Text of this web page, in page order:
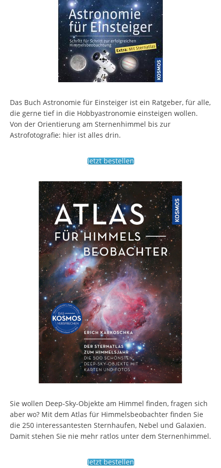
Das Buch Astronomie für Einsteiger ist ein Ratgeber, für alle,
die gerne tief in die Hobbyastronomie einsteigen wollen.
Von der Orientierung am Sternenhimmel bis zur
Astrofotografie: hier ist alles drin.
Jetzt bestellen
Sie wollen Deep-Sky-Objekte am Himmel finden, fragen sich
aber wo? Mit dem Atlas für Himmelsbeobachter finden Sie
die 250 interessantesten Sternhaufen, Nebel und Galaxien.
Damit stehen Sie nie mehr ratlos unter dem Sternenhimmel.
Jetzt bestellen